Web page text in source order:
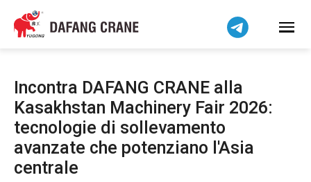
Incontra DAFANG CRANE alla
Kasakhstan Machinery Fair 2026:
tecnologie di sollevamento
avanzate che potenziano l'Asia
centrale
Bahasa Indonesia
Bahasa Melayu
বাংলা
فارسی
Pilipino
اردو